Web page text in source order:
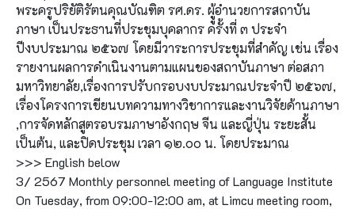
พระครูปริยัติรัตนคุณบัณฑิต รศ.ดร. ผูู้อำนวยการสถาบัน
ภาษา เป็นประธานที่ประชุมบุคลากร ครั้งที่ ๓ ประจำ
ปีงบประมาณ ๒๕๖๗ โดยมีวาระการประชุมที่สำคัญ เช่น เรื่อง
รายงานผลการดำเนินงานตามแผนของสถาบันภาษา ต่อสภา
มหาวิทยาลัย,เรื่องการปรับกรอบงบประมาณประจำปี ๒๕๖๗,
เรื่องโครงการเขียนบทความทางวิชาการและงานวิจัยด้านภาษา
,การจัดหลักสูตรอบรมภาษาอังกฤษ จีน และญี่ปุ่น ระยะสั้น
เป็นต้น, และปิดประชุม เวลา ๑๒.๐๐ น. โดยประมาณ
>>> English below
3/ 2567 Monthly personnel meeting of Language Institute
On Tuesday, from 09:00-12:00 am, at Limcu meeting room,